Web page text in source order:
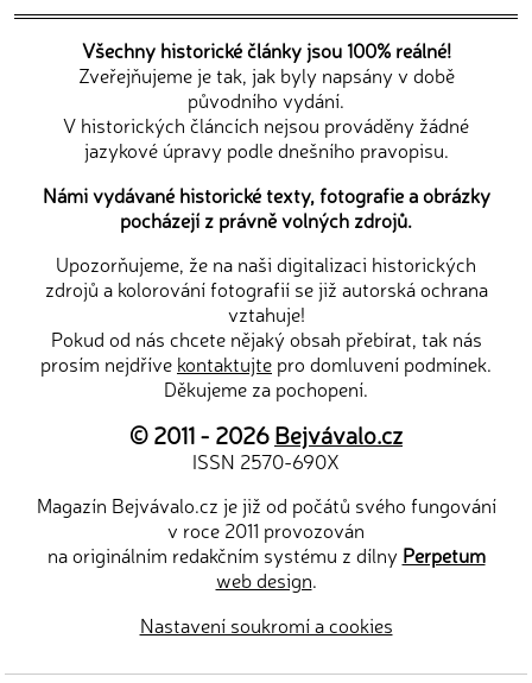
Všechny historické články jsou 100% reálné!
Zveřejňujeme je tak, jak byly napsány v době
původního vydání.
V historických článcích nejsou prováděny žádné
jazykové úpravy podle dnešního pravopisu.
Námi vydávané historické texty, fotografie a obrázky
pocházejí z právně volných zdrojů.
Upozorňujeme, že na naši digitalizaci historických
zdrojů a kolorování fotografií se již autorská ochrana
vztahuje!
Pokud od nás chcete nějaký obsah přebírat, tak nás
prosím nejdříve kontaktujte pro domluvení podmínek.
Děkujeme za pochopení.
© 2011 - 2026Bejvávalo.cz
ISSN 2570-690X
Magazín Bejvávalo.cz je již od počátů svého fungování
v roce 2011 provozován
na originálním redakčním systému z dílny Perpetum
web design.
Nastavení soukromí a cookies